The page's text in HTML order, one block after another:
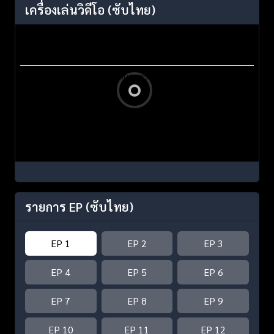
เครื่องเล่นวิดีโอ (ซับไทย)
รายการ EP (ซับไทย)
EP 1 EP 2 EP 3
EP 4 EP 5 EP 6
EP 7 EP 8 EP 9
EP 10 EP 11 EP 12